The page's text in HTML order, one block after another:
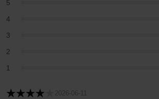
5
4
3
2
1
2026-06-11